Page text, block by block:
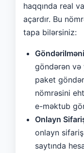
haqqında real
açardır. Bu
tapa bilərsiniz:
göndərən və
paket
nömrəsini
e-məktub
Onlayn
onlayn sifariş
saytında